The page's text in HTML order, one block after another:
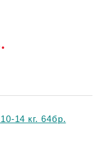
14 кг. 64бр.